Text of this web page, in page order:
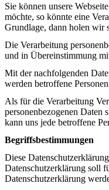
Sie können unsere
möchte, so könnte eine
Grundlage, dann holen wir
Die Verarbeitung
und in Übereinstimmung
Mit der nachfolgenden
werden betroffene
Als für die Verarbeitung
personenbezogenen Daten
kann uns jede betroffene
Begriffsbestimmungen
Diese
Datenschutzerklärung soll
Datenschutzerklärung